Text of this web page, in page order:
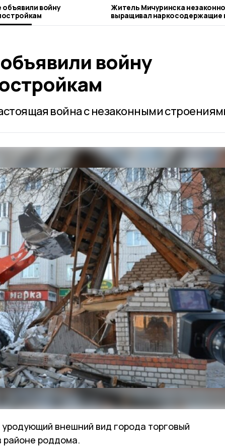
объявили войну
Житель Мичуринска незаконно
выращивал наркосодержащие
войну
война с незаконными
внешний вид города торговый
районе роддома.